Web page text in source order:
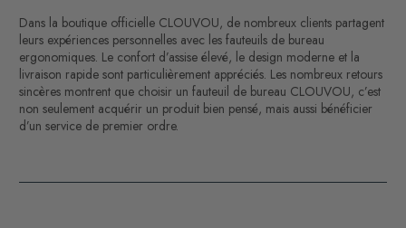
Dans la boutique officielle CLOUVOU, de nombreux clients partagent
leurs expériences personnelles avec les fauteuils de bureau
ergonomiques. Le confort d’assise élevé, le design moderne et la
livraison rapide sont particulièrement appréciés. Les nombreux retours
sincères montrent que choisir un fauteuil de bureau CLOUVOU, c’est
non seulement acquérir un produit bien pensé, mais aussi bénéficier
d’un service de premier ordre.